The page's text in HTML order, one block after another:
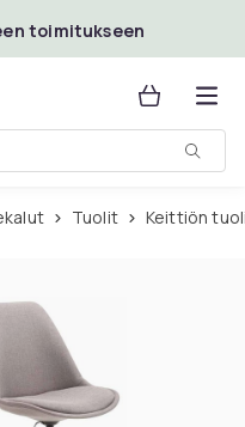
toimitukseen
Tuolit Keittiön